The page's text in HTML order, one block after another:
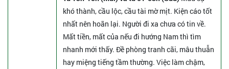
khó thành, cầu lộc, cầu tài mờ mịt. Kiện cáo tốt
nhất nên hoãn lại. Người đi xa chưa có tin về.
Mất tiền, mất của nếu đi hướng Nam thì tìm
nhanh mới thấy. Đề phòng tranh cãi, mâu thuẫn
hay miệng tiếng tầm thường. Việc làm chậm,